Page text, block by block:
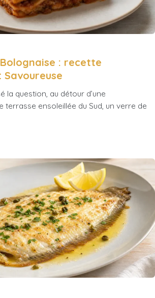
: recette
la question, au détour d’une
terrasse ensoleillée du Sud, un verre de